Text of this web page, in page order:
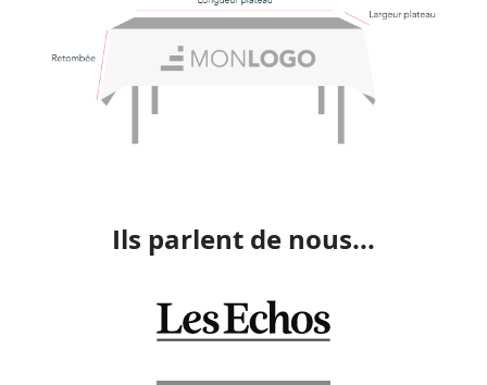
Ils parlent de nous...